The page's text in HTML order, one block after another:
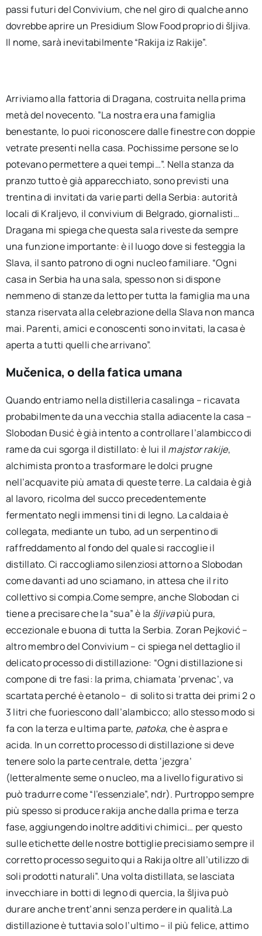
passi futuri del Convivium, che nel giro di qualche anno
dovrebbe aprire un Presidium Slow Food proprio di šljiva.
Il nome, sarà inevitabilmente “Rakija iz Rakije”.
Arriviamo alla fattoria di Dragana, costruita nella prima
metà del novecento. ”La nostra era una famiglia
benestante, lo puoi riconoscere dalle finestre con doppie
vetrate presenti nella casa. Pochissime persone se lo
potevano permettere a quei tempi…”. Nella stanza da
pranzo tutto è già apparecchiato, sono previsti una
trentina di invitati da varie parti della Serbia: autorità
locali di Kraljevo, il convivium di Belgrado, giornalisti…
Dragana mi spiega che questa sala riveste da sempre
una funzione importante: è il luogo dove si festeggia la
Slava, il santo patrono di ogni nucleo familiare. “Ogni
casa in Serbia ha una sala, spesso non si dispone
nemmeno di stanze da letto per tutta la famiglia ma una
stanza riservata alla celebrazione della Slava non manca
mai. Parenti, amici e conoscenti sono invitati, la casa è
aperta a tutti quelli che arrivano”.
Mučenica, o della fatica umana
Quando entriamo nella distilleria casalinga – ricavata
probabilmente da una vecchia stalla adiacente la casa –
Slobodan Đusić è già intento a controllare l’alambicco di
rame da cui sgorga il distillato: è lui il majstor rakije,
alchimista pronto a trasformare le dolci prugne
nell’acquavite più amata di queste terre. La caldaia è già
al lavoro, ricolma del succo precedentemente
fermentato negli immensi tini di legno. La caldaia è
collegata, mediante un tubo, ad un serpentino di
raffreddamento al fondo del quale si raccoglie il
distillato. Ci raccogliamo silenziosi attorno a Slobodan
come davanti ad uno sciamano, in attesa che il rito
collettivo si compia.Come sempre, anche Slobodan ci
tiene a precisare che la “sua” è la šljivapiù pura,
eccezionale e buona di tutta la Serbia. Zoran Pejković –
altro membro del Convivium – ci spiega nel dettaglio il
delicato processo di distillazione: “Ogni distillazione si
compone di tre fasi: la prima, chiamata ‘prvenac’, va
scartata perché è etanolo – di solito si tratta dei primi 2 o
3 litri che fuoriescono dall’alambicco; allo stesso modo si
fa con la terza e ultima parte, patoka, che è aspra e
acida. In un corretto processo di distillazione si deve
tenere solo la parte centrale, detta ‘jezgra’
(letteralmente seme o nucleo, ma a livello figurativo si
può tradurre come “l’essenziale”, ndr). Purtroppo sempre
più spesso si produce rakija anche dalla prima e terza
fase, aggiungendo inoltre additivi chimici… per questo
sulle etichette delle nostre bottiglie precisiamo sempre il
corretto processo seguito qui a Rakija oltre all’utilizzo di
soli prodotti naturali”. Una volta distillata, se lasciata
invecchiare in botti di legno di quercia, la šljiva può
durare anche trent’anni senza perdere in qualità.La
distillazione è tuttavia solo l’ultimo – il più felice, attimo